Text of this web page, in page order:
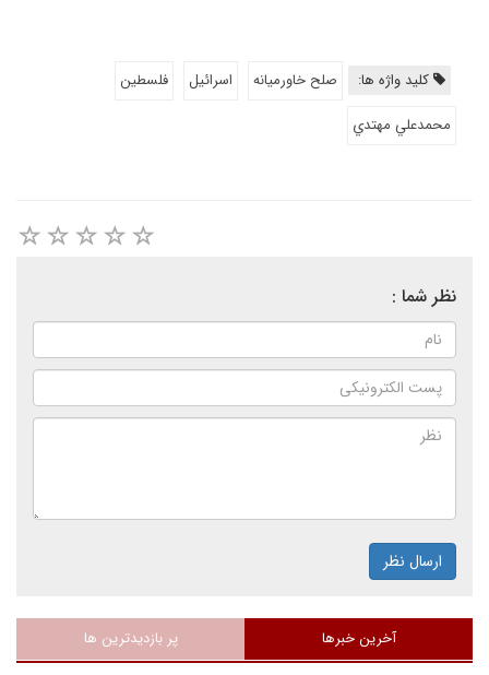
کلید واژه ها: صلح خاورميانه اسرائیل
فلسطین
محمدعلي مهتدي
نظر شما :
ارسال نظر
آخرین خبرها پر بازدیدترین ها